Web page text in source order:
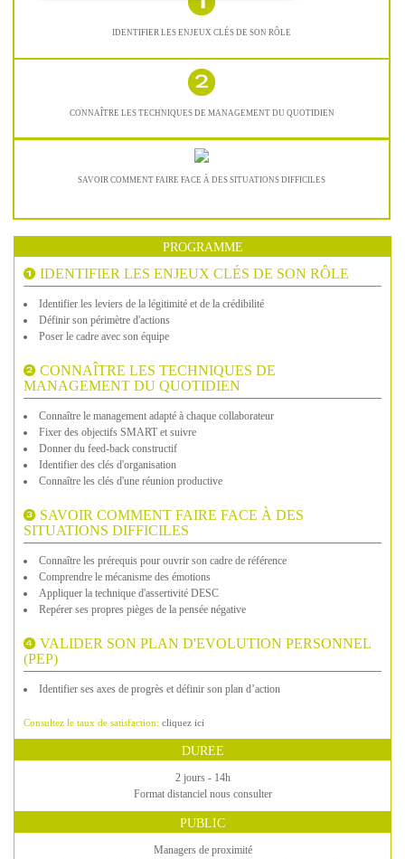
IDENTIFIER LES ENJEUX CLÉS DE SON RÔLE
CONNAÎTRE LES TECHNIQUES DE MANAGEMENT DU QUOTIDIEN
SAVOIR COMMENT FAIRE FACE À DES SITUATIONS DIFFICILES
PROGRAMME
IDENTIFIER LES ENJEUX CLÉS DE SON RÔLE
Identifier les leviers de la légitimité et de la crédibilité
Définir son périmètre d'actions
Poser le cadre avec son équipe
CONNAÎTRE LES TECHNIQUES DE
MANAGEMENT DU QUOTIDIEN
Connaître le management adapté à chaque collaborateur
Fixer des objectifs SMART et suivre
Donner du feed-back constructif
Identifier des clés d'organisation
Connaître les clés d'une réunion productive
SAVOIR COMMENT FAIRE FACE À DES
SITUATIONS DIFFICILES
Connaître les prérequis pour ouvrir son cadre de référence
Comprendre le mécanisme des émotions
Appliquer la technique d'assertivité DESC
Repérer ses propres pièges de la pensée négative
VALIDER SON PLAN D'EVOLUTION PERSONNEL
(PEP)
Identifier ses axes de progrès et définir son plan d’action
Consultez le taux de satisfaction: cliquez ici
DUREE
2 jours - 14h
Format distanciel nous consulter
PUBLIC
Managers de proximité